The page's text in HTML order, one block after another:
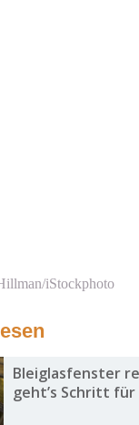
iStockphoto
Bleiglasfenster
geht’s Schritt